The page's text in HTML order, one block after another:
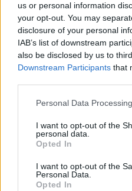
us or personal information
your opt-out. You may
disclosure of your personal
IAB’s list of downstream
also be disclosed by us to
Downstream Participants that
Please note that this website/
not limited to your visit or
grant or deny consent to
use your data for below
consent section.
Personal Data
I want to opt-out of the
personal data.
Opted In
I want to opt-out of the
Personal Data.
Opted In
senza stressare gli
pesce palla richiama
invasione biologica e
monitoraggio,
comunità costiere.
Roberto
Roberto Capelli
pasto lavorativo;
epidemiologica